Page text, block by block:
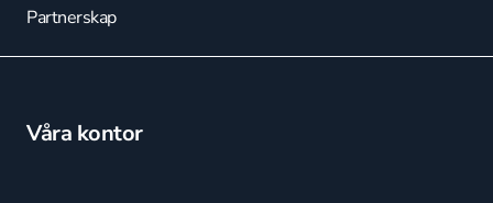
Partnerskap
Våra kontor